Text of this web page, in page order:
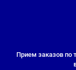
Прием заказов по